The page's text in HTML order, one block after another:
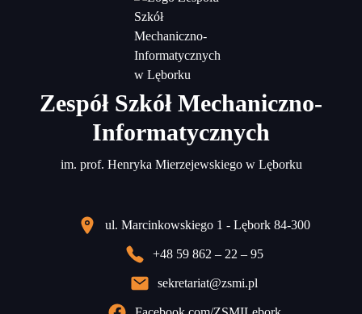
Zespół Szkół Mechaniczno-
Informatycznych
im. prof. Henryka Mierzejewskiego w Lęborku
ul. Marcinkowskiego 1 - Lębork 84-300
+48 59 862 – 22 – 95
sekretariat@zsmi.pl